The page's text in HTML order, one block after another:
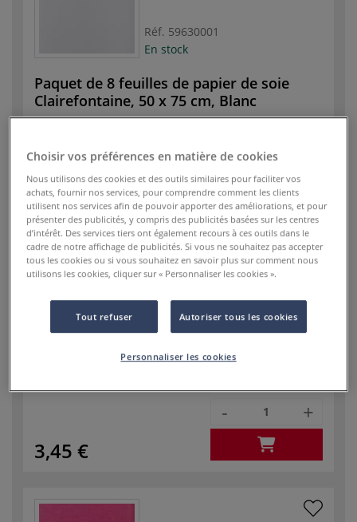
Réf. 59630001
En stock
Paquet de 8 feuilles de papier de soie
Clairefontaine, 50 x 75 cm, Blanc
3,45 €
Réf.
59630002
En stock
Paquet de 8 feuilles de papier de soie
3,45 €
- +
Choisir vos préférences en matière de cookies
Nous utilisons des cookies et des outils similaires pour faciliter vos
achats, fournir nos services, pour comprendre comment les clients
utilisent nos services afin de pouvoir apporter des améliorations, et pour
présenter des publicités, y compris des publicités basées sur les centres
d’intérêt. Des services tiers ont également recours à ces outils dans le
cadre de notre affichage de publicités. Si vous ne souhaitez pas accepter
tous les cookies ou si vous souhaitez en savoir plus sur comment nous
utilisons les cookies, cliquer sur « Personnaliser les cookies ».
Tout refuser Autoriser tous les cookies
Personnaliser les cookies